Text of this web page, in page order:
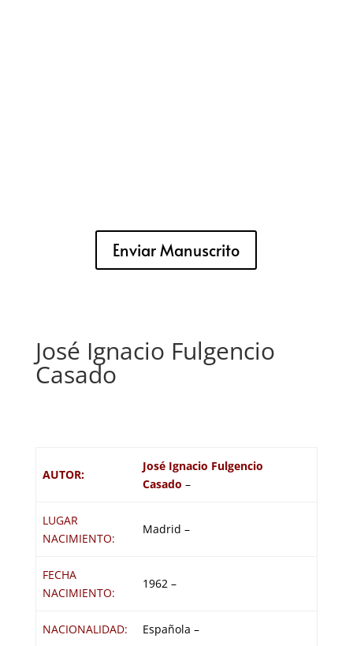
Enviar Manuscrito
José Ignacio Fulgencio
Casado
AUTOR:
José Ignacio Fulgencio
Casado –
LUGAR
NACIMIENTO:
Madrid –
FECHA
NACIMIENTO:
1962 –
NACIONALIDAD: Española –